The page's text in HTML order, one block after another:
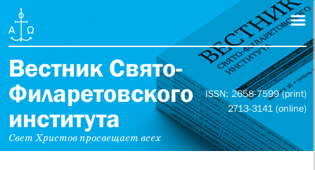
Вестник Свято-
Филаретовского
института
Свет Христов просвещает всех
ISSN: 2658-7599 (print)
2713-3141 (online)